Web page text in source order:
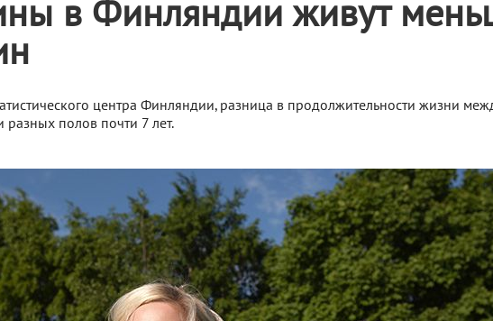
в Финляндии живут
центра Финляндии, разница в продолжительности жизни
разных полов почти 7 лет.